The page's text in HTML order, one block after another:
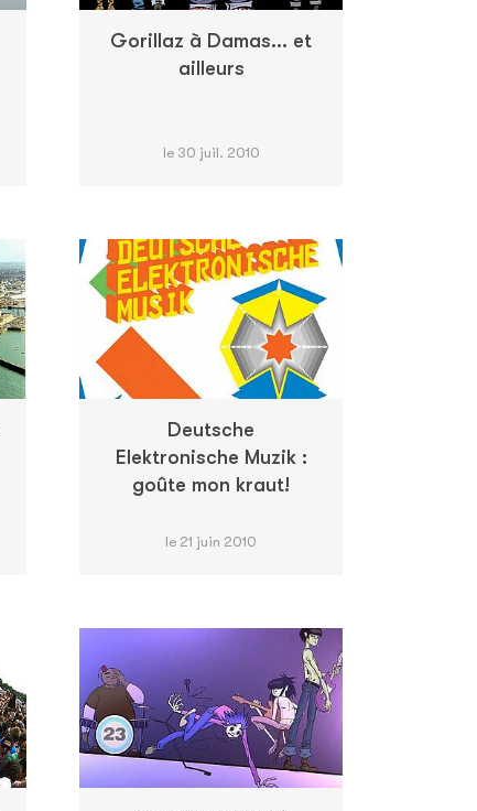
Gorillaz à Damas... et
ailleurs
le 30 juil. 2010
Deutsche
Elektronische Muzik :
goûte mon kraut!
le 21 juin 2010